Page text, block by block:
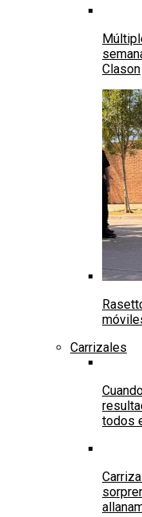
Clason
Carrizales
todos